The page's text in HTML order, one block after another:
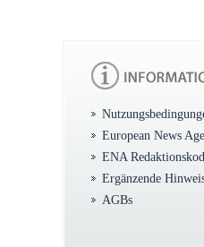
European News
ENA
Ergänzende
AGBs